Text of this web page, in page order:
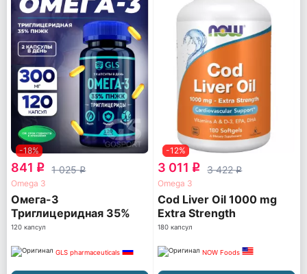
-18%
841 q 1 025q
Omega 3
Омега-3
Триглицеридная 35%
ПНЖК
120 капсул
GLS pharmaceuticals
-12%
3 011 q 3 422q
Omega 3
Cod Liver Oil 1000 mg
Extra Strength
180 капсул
NOW Foods